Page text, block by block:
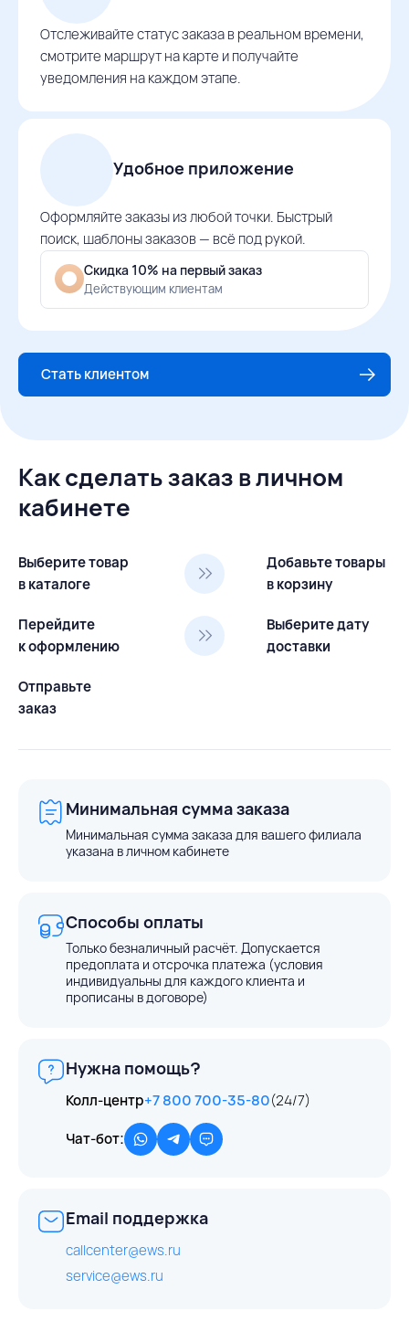
Отслеживайте статус заказа в реальном времени,
смотрите маршрут на карте и получайте
уведомления на каждом этапе.
Удобное приложение
Оформляйте заказы из любой точки. Быстрый
поиск, шаблоны заказов — всё под рукой.
Скидка 10% на первый заказ
Действующим клиентам
Стать клиентом
Как сделать заказ в личном
кабинете
Выберите товар
в каталоге
Добавьте товары
в корзину
Перейдите
к оформлению
Выберите дату
доставки
Отправьте
заказ
Минимальная сумма заказа
Минимальная сумма заказа для вашего филиала
указана в личном кабинете
Способы оплаты
Только безналичный расчёт. Допускается
предоплата и отсрочка платежа (условия
индивидуальны для каждого клиента и
прописаны в договоре)
Нужна помощь?
Колл-центр+7 800 700-35-80(24/7)
Чат-бот:
Email поддержка
callcenter@ews.ru
service@ews.ru